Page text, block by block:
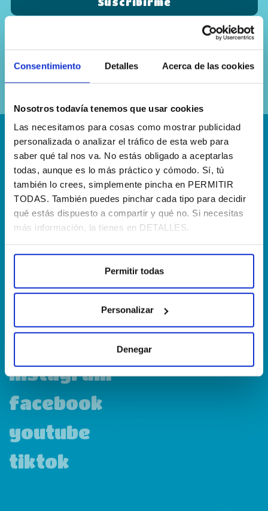
Consentimiento Detalles Acerca de las cookies
Nosotros todavía tenemos que usar cookies
Las necesitamos para cosas como mostrar publicidad
personalizada o analizar el tráfico de esta web para
saber qué tal nos va. No estás obligado a aceptarlas
todas, aunque es lo más práctico y cómodo. Sí, tú
también lo crees, simplemente pincha en PERMITIR
TODAS. También puedes pinchar cada tipo para decidir
qué estás dispuesto a compartir y qué no. Si necesitas
más información, la tienes en DETALLES.
Permitir todas
Personalizar
Denegar
política de
¡Escríbenos!
hola@agenciapisto.com
¿Hablamos?!
(+34) 910 40 46 33
¿Dónde estamos?
Calle Francia, 13 Local 12 28971 Griñón MADRID
instagram
facebook
youtube
tiktok